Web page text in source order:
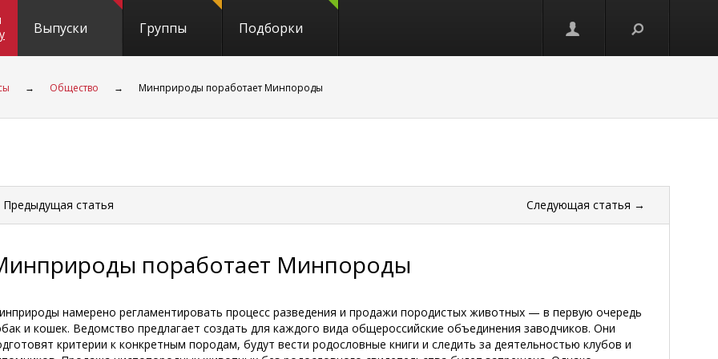
Выпуски Группы Подборки
→ Общество → Минприроды поработает Минпороды
статья Следующая статья →
поработает Минпороды
намерено регламентировать процесс разведения и продажи породистых животных — в первую очередь
и кошек. Ведомство предлагает создать для каждого вида общероссийские объединения заводчиков. Они
критерии к конкретным породам, будут вести родословные книги и следить за деятельностью клубов и